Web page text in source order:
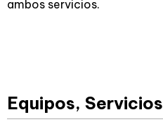
ambos servicios.
Equipos, Servicios